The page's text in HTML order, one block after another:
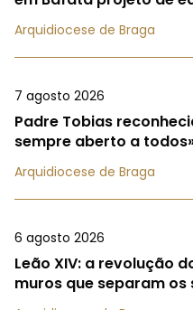
Arquidiocese de Braga
7 agosto 2026
Padre Tobias
sempre aberto a
Arquidiocese de Braga
6 agosto 2026
Leão XIV: a revolução
muros que separam os